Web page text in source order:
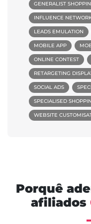
GENERALIST
INFLUENCE
LEADS EMULATION
MOBILE APP
ONLINE CONTEST
RETARGETING
SOCIAL ADS
SPECIALISED
WEBSITE
Porquê
afiliados